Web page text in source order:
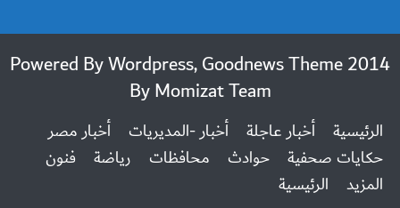
2014 Powered By Wordpress, Goodnews Theme
ByMomizat Team
الرئيسية أخبار عاجلة أخبار -المديريات
أخبار مصر
حكايات صحفية
حوادث محافظات رياضة
فنون
المزيد
الرئيسية